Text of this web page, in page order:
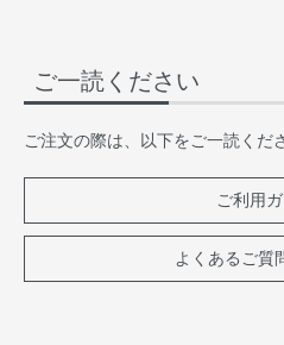
ご一読ください
ご注文の際は、以下をご一読くだ
ご利用
よくあるご質